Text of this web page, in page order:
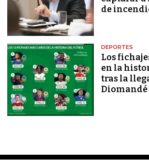
de
DEPORTES
Los
en la
tras la
Diomandé